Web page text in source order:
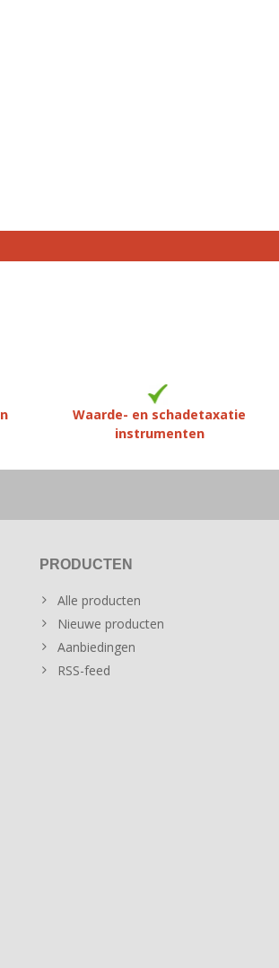
Waarde- en schadetaxatie
instrumenten
PRODUCTEN
Alle producten
Nieuwe producten
Aanbiedingen
RSS-feed